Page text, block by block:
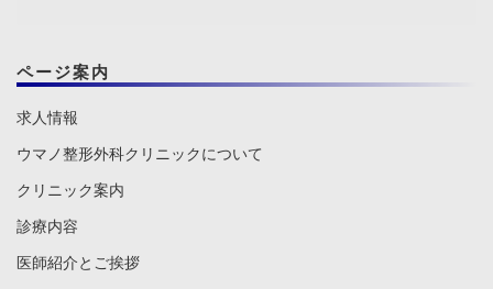
ページ案内
求人情報
ウマノ整形外科クリニックについて
クリニック案内
診療内容
医師紹介とご挨拶